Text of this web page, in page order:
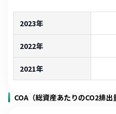
2023年
2022年
2021年
COA（総資産あたりのCO2排出